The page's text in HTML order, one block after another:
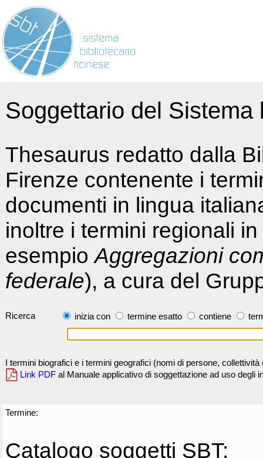
Soggettario del
Thesaurus redatto dalla
Firenze contenente i
documenti in lingua
inoltre i termini regionali
esempioAggregazioni
federale), a cura del
Ricerca inizia con termine esatto contiene
I termini biografici e i termini geografici (nomi di persone,
Link PDF al Manuale applicativo di soggettazione ad uso degli
Termine:
Catalogo soggetti SBT: